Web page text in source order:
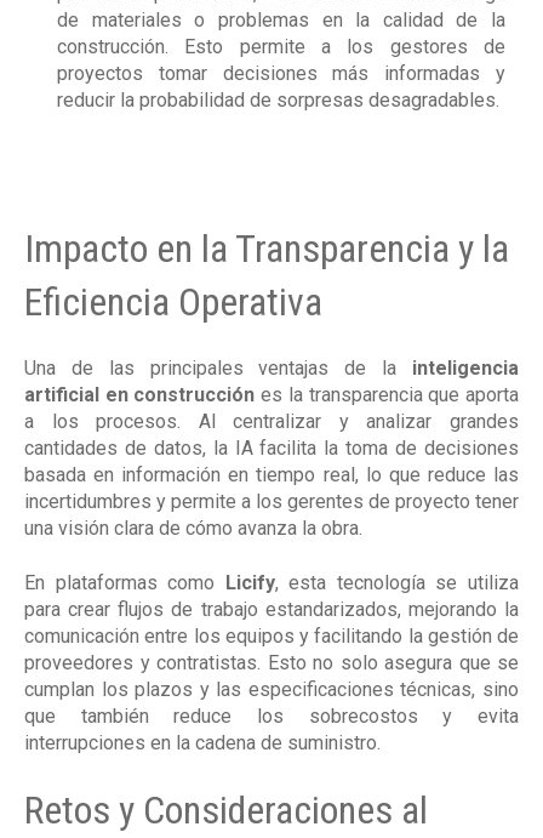
de materiales o problemas en la calidad de la
construcción. Esto permite a los gestores de
proyectos tomar decisiones más informadas y
reducir la probabilidad de sorpresas desagradables.
Impacto en la Transparencia y la
Eficiencia Operativa
Una de las principales ventajas de la inteligencia
artificial en construcción es la transparencia que aporta
a los procesos. Al centralizar y analizar grandes
cantidades de datos, la IA facilita la toma de decisiones
basada en información en tiempo real, lo que reduce las
incertidumbres y permite a los gerentes de proyecto tener
una visión clara de cómo avanza la obra.
En plataformas como Licify, esta tecnología se utiliza
para crear flujos de trabajo estandarizados, mejorando la
comunicación entre los equipos y facilitando la gestión de
proveedores y contratistas. Esto no solo asegura que se
cumplan los plazos y las especificaciones técnicas, sino
que también reduce los sobrecostos y evita
interrupciones en la cadena de suministro​.
Retos y Consideraciones al